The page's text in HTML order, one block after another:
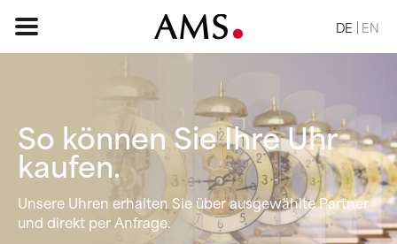
STARTSEITE
SORTIMENT
BASIC
KLASSISCH
DE EN
So können SieIhre Uhr
kaufen.
Unsere Uhren erhalten Sie über ausgewählte Partner
und direkt per Anfrage.